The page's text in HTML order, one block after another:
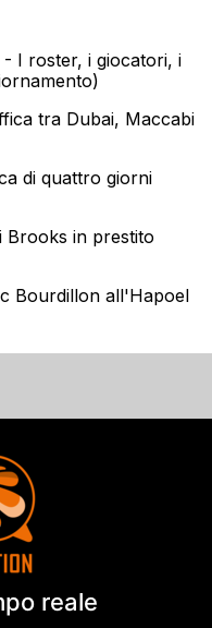
I roster, i giocatori, i
tra Dubai, Maccabi
di quattro giorni
Brooks in prestito
Bourdillon all'Hapoel
reale